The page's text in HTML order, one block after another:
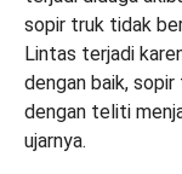
sopir truk tidak
Lintas terjadi
dengan baik,
dengan teliti
ujarnya.